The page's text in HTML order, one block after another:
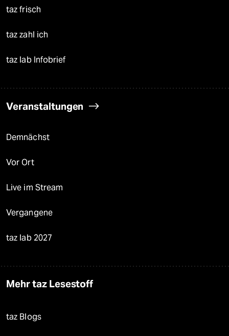
taz frisch
taz zahl ich
taz lab Infobrief
Veranstaltungen
Demnächst
Vor Ort
Live im Stream
Vergangene
taz lab 2027
Mehr taz Lesestoff
taz Blogs